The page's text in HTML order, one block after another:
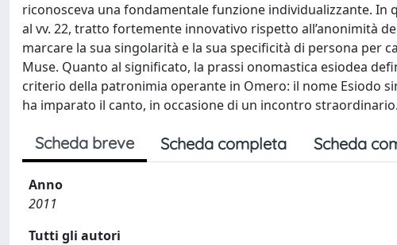
riconosceva una fondamentale funzione individualizzante.
al vv. 22, tratto fortemente innovativo rispetto all’anonimità
marcare la sua singolarità e la sua specificità di persona per
Muse. Quanto al significato, la prassi onomastica esiodea
criterio della patronimia operante in Omero: il nome Esiodo
ha imparato il canto, in occasione di un incontro straordinario.
Scheda breve Scheda completa Scheda
Anno
2011
Tutti gli autori